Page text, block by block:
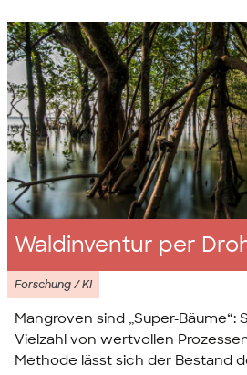
Waldinventur per
Forschung / KI
Mangroven sind „Super-Bäume“:
Vielzahl von wertvollen
Methode lässt sich der Bestand